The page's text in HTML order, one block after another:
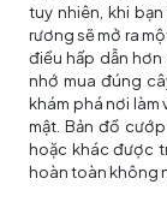
tuy nhiên, khi
rương sẽ mở ra
điều hấp dẫn hơn
nhớ mua đúng
khám phá nơi làm
mật. Bản đồ
hoặc khác được
hoàn toàn không